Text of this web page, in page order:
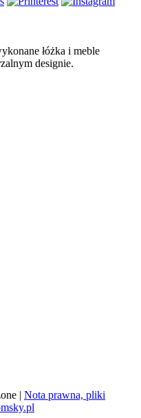
łóżka i meble
designie.
| Nota prawna, pliki